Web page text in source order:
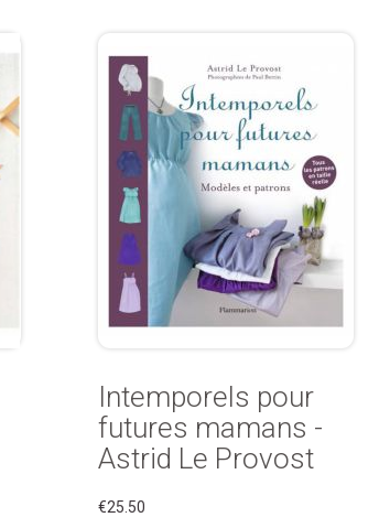
Intemporels pour
futures mamans -
Astrid Le Provost
€25.50